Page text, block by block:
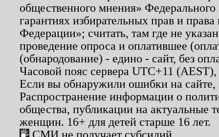
общественного мнения»
гарантиях избирательных прав и
Федерации»; считать, там где не
проведение опроса и оплатившее
(обнародование) - едино - сайт, без
Часовой пояс сервера UTC+11
Если вы обнаружили ошибки на
Распространение информации о
общества, публикации на актуальные
женщин. 16+ для детей старше 16 лет.
СМИ не получает субсидий.